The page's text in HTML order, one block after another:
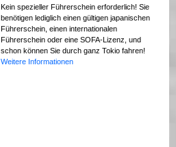
Kein spezieller Führerschein erforderlich! Sie
benötigen lediglich einen gültigen japanischen
Führerschein, einen internationalen
Führerschein oder eine SOFA-Lizenz, und
schon können Sie durch ganz Tokio fahren!
Weitere Informationen